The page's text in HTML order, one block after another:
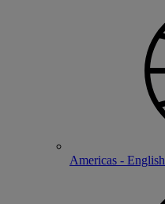
Americas - English